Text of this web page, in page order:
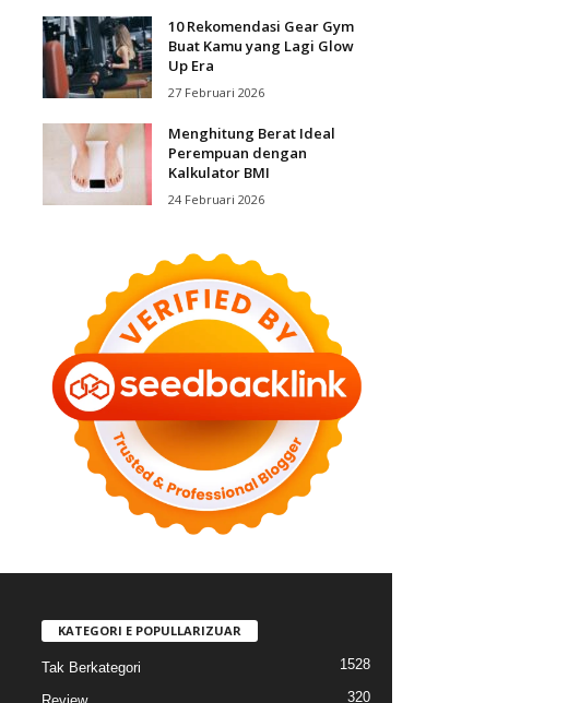
10 Rekomendasi Gear Gym
Buat Kamu yang Lagi Glow
Up Era
27 Februari 2026
Menghitung Berat Ideal
Perempuan dengan
Kalkulator BMI
24 Februari 2026
KATEGORI E POPULLARIZUAR
Tak Berkategori 1528
320